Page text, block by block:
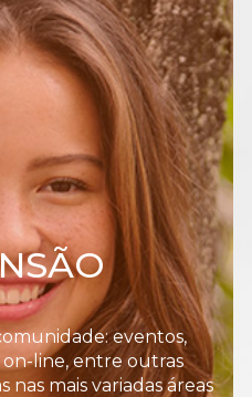
eventos,
on-line, entre outras
nas mais variadas áreas